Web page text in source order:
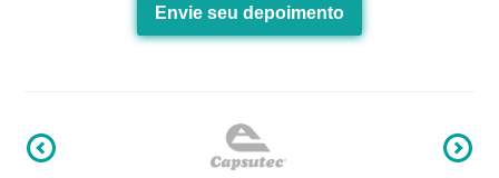
Envie seu depoimento